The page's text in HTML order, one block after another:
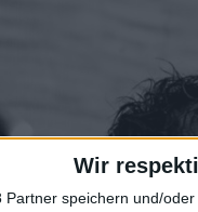
Wir
Partner speichern und/